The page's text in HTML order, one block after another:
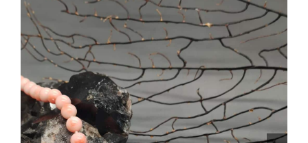
CORALLO
PERLE
SHOP